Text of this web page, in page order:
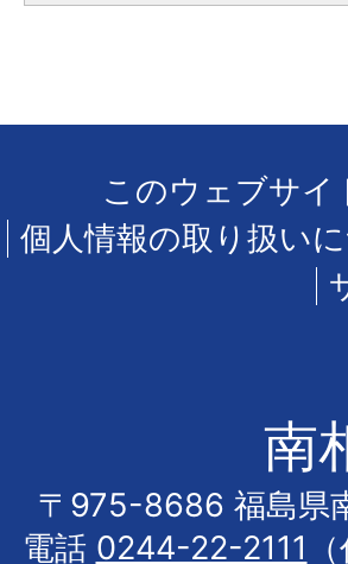
このウェブサイ
個人情報の取り扱い
南
〒975-8686 福島県
電話 0244-22-2111